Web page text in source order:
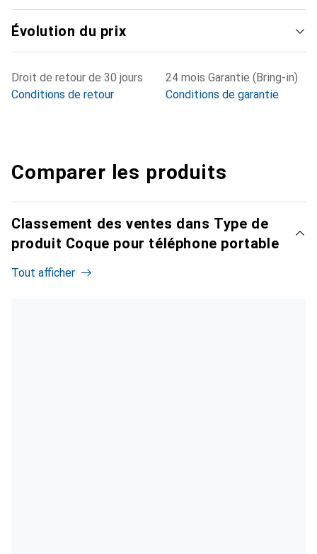
Évolution du prix
Droit de retour de 30 jours
Conditions de retour
24 mois Garantie (Bring-in)
Conditions de garantie
Comparer les produits
Classement des ventes dans Type de
produit Coque pour téléphone portable
Tout afficher